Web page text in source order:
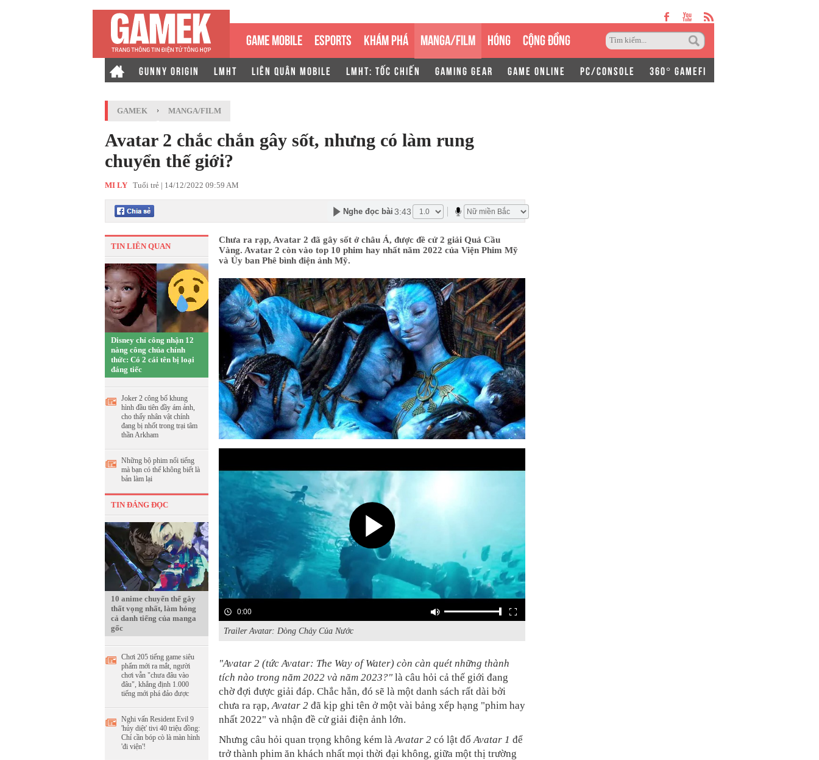
GAME MOBILE ESPORTS KHÁM PHÁ MANGA/FILM HÓNG CỘNG ĐỒNG
GUNNY ORIGIN LMHT LIÊN QUÂN MOBILE LMHT: TỐC CHIẾN GAMING GEAR GAME ONLINE PC/CONSOLE 360° GAMEFI
GAMEK › MANGA/FILM
Avatar 2 chắc chắn gây sốt, nhưng có làm rung
chuyển thế giới?
MI LY Tuổi trẻ | 14/12/2022 09:59 AM
Nghe đọc bài 3:43
TIN LIÊN QUAN
Disney chỉ công nhận 12
nàng công chúa chính
thức: Có 2 cái tên bị loại
đáng tiếc
Joker 2 công bố khung
hình đầu tiên đầy ám ảnh,
cho thấy nhân vật chính
đang bị nhốt trong trại tâm
thần Arkham
Những bộ phim nổi tiếng
mà bạn có thể không biết là
bản làm lại
TIN ĐÁNG ĐỌC
10 anime chuyển thể gây
thất vọng nhất, làm hỏng
cả danh tiếng của manga
gốc
Chơi 205 tiếng game siêu
phẩm mới ra mắt, người
chơi vẫn "chưa đâu vào
đâu", khẳng định 1.000
tiếng mới phá đảo được
Nghi vấn Resident Evil 9
'hủy diệt' tivi 40 triệu đồng:
Chỉ cần bóp cò là màn hình
'đi viện'!
Chưa ra rạp, Avatar 2 đã gây sốt ở châu Á, được đề cử 2 giải Quả Cầu
Vàng. Avatar 2 còn vào top 10 phim hay nhất năm 2022 của Viện Phim Mỹ
và Ủy ban Phê bình điện ảnh Mỹ.
0:00
Trailer Avatar: Dòng Chảy Của Nước
"Avatar 2 (tứcAvatar: The Way of Water) còn càn quét những thành
tích nào trong năm 2022 và năm 2023?" là câu hỏi cả thế giới đang
chờ đợi được giải đáp. Chắc hẳn, đó sẽ là một danh sách rất dài bởi
chưa ra rạp,Avatar 2 đã kịp ghi tên ở một vài bảng xếp hạng "phim hay
nhất 2022" và nhận đề cử giải điện ảnh lớn.
Nhưng câu hỏi quan trọng không kém làAvatar 2 có lật đổAvatar 1 để
trở thành phim ăn khách nhất mọi thời đại không, giữa một thị trường